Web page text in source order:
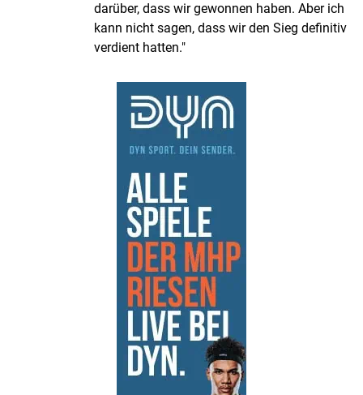
darüber, dass wir gewonnen haben. Aber ich
kann nicht sagen, dass wir den Sieg definitiv
verdient hatten."